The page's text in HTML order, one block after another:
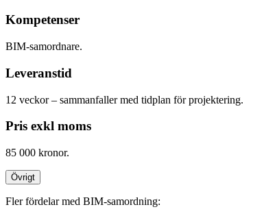
Kompetenser
BIM-samordnare.
Leveranstid
12 veckor – sammanfaller med tidplan för projektering.
Pris exkl moms
85 000 kronor.
Övrigt
Fler fördelar med BIM-samordning: